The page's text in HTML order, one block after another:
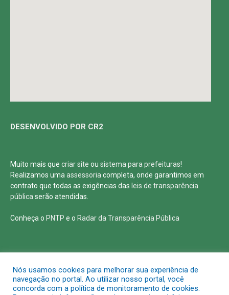
DESENVOLVIDO POR CR2
Muito mais que criar site ou sistema para prefeituras!
Realizamos uma assessoria completa, onde garantimos em
contrato que todas as exigências das leis de transparência
pública serão atendidas.
Conheça o PNTP e o Radar da Transparência Pública
Todos os direitos reservados a Defensoria Pública de Roraima
Nós usamos cookies para melhorar sua experiência de
navegação no portal. Ao utilizar nosso portal, você
concorda com a política de monitoramento de cookies.